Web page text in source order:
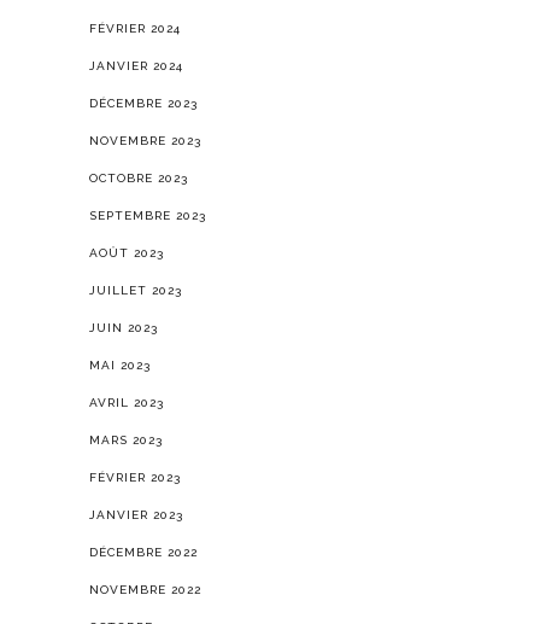
FÉVRIER 2024
JANVIER 2024
DÉCEMBRE 2023
NOVEMBRE 2023
OCTOBRE 2023
SEPTEMBRE 2023
AOÛT 2023
JUILLET 2023
JUIN 2023
MAI 2023
AVRIL 2023
MARS 2023
FÉVRIER 2023
JANVIER 2023
DÉCEMBRE 2022
NOVEMBRE 2022